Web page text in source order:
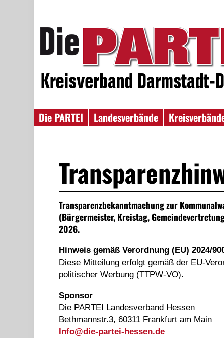
Die PARTEI Landesverbände
Transparenzbekanntmachung zur
(Bürgermeister, Kreistag,
2026.
Hinweis gemäß Verordnung (EU) 2024/
Diese Mitteilung erfolgt gemäß der EU-
politischer Werbung (TTPW-VO).
Sponsor
Die PARTEI Landesverband Hessen
Bethmannstr.3, 60311 Frankfurt am Main
Info@die-partei-hessen.de